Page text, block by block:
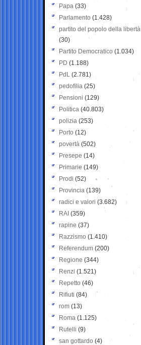
Papa (33)
Parlamento (1.428)
partito del popolo della libertà
(30)
Partito Democratico (1.034)
PD (1.188)
PdL (2.781)
pedofilia (25)
Pensioni (129)
Politica (40.803)
polizia (253)
Porto (12)
povertà (502)
Presepe (14)
Primarie (149)
Prodi (52)
Provincia (139)
radici e valori (3.682)
RAI (359)
rapine (37)
Razzismo (1.410)
Referendum (200)
Regione (344)
Renzi (1.521)
Repetto (46)
Rifiuti (84)
rom (13)
Roma (1.125)
Rutelli (9)
san gottardo (4)